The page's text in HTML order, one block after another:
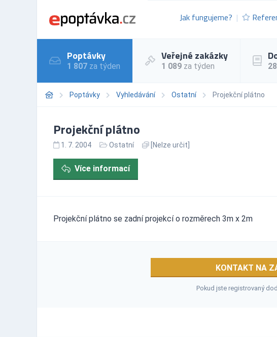
Jak fungujeme?
Poptávky
1 807 za týden
Veřejné zakázky
1 089 za týden
Poptávky Vyhledávání Ostatní Projekční plátno
Projekční plátno
1. 7. 2004 Ostatní [Nelze určit]
Více informací
Projekční plátno se zadní projekcí o rozměrech 3m x 2m
KONTAKT NA
Pokud jste registrovaný